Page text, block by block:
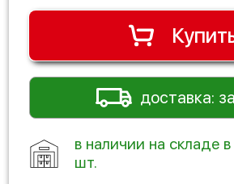
доставка:
в наличии на складе
шт.